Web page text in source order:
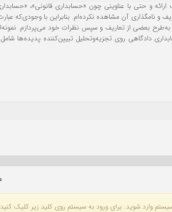
و حتی با عناوینی چون «حسابداری قانونی»،
و نامگذاری آن مشاهده نکرده‌ام. بنابراین با وجودی‌که
بعضی از تعاریف و سپس نظرات خود می‌پردازم. نمونه‌ای
دادگاهی روی تجزیه‌وتحلیل تبیین‌کننده پدیده‌ها
سیستم وارد شوید. برای ورود به سیستم روی کلید زیر کلیک